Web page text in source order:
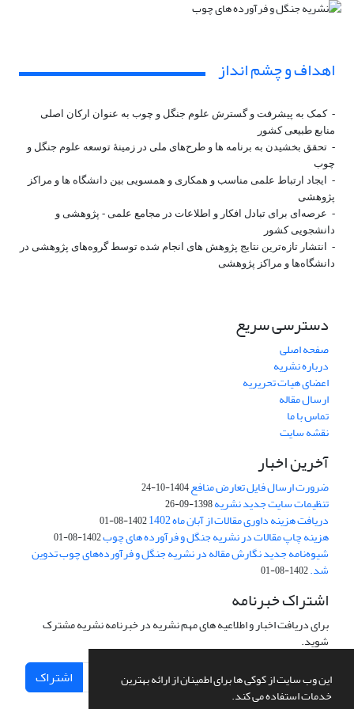
این وب سایت از کوکی ها برای اطمینان از ارائه بهترین
خدمات استفاده می کند.
اهداف و چشم انداز
- کمک به پیشرفت و گسترش علوم جنگل و چوب به عنوان ارکان اصلی
منابع طبیعی کشور
- تحقق بخشیدن به برنامه ها و طرح‌های ملی در زمینۀ توسعه علوم جنگل و
چوب
- ایجاد ارتباط علمی مناسب و همکاری و همسویی بین دانشگاه ها و مراکز
پژوهشی
- عرصه‌­ای برای تبادل افکار و اطلاعات در مجامع علمی - پژوهشی و
دانشجویی کشور
- انتشار تازه‌ترین نتایج پژوهش های انجام شده توسط گروه‌های پژوهشی در
دانشگاه‌ها و مراکز پژوهشی
دسترسی سریع
صفحه اصلی
درباره نشریه
اعضای هیات تحریریه
ارسال مقاله
تماس با ما
نقشه سایت
آخرین اخبار
ضرورت ارسال فایل تعارض منافع1404-10-24
تنظیمات سایت جدید نشریه1398-09-26
دریافت هزینه داوری مقالات از آبان ماه 1402 1402-08-01
هزینه چاپ مقالات در نشریه جنگل و فرآورده های چوب1402-08-01
شیوه‌نامه جدید نگارش مقاله در نشریه جنگل و فرآورده‌های چوب تدوین
شد.1402-08-01
اشتراک خبرنامه
برای دریافت اخبار و اطلاعیه های مهم نشریه در خبرنامه نشریه مشترک
شوید.
اشتراک